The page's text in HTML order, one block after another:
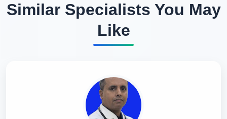
Similar Specialists You May
Like